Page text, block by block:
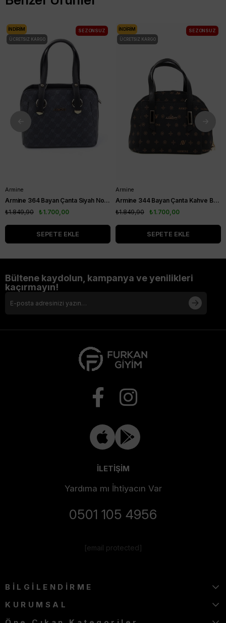
Armine
Armine 364 Bayan Çanta Siyah Noktalı
₺1.700,00
₺1.849,90
SEPETE EKLE
İNDIRIM
ÜCRETSIZ KARGO
SEZONSUZ
Armine
Armine 344 Bayan Çanta Kahve Baskılı
₺1.700,00
₺1.849,90
SEPETE EKLE
İNDIRIM
ÜCRETSIZ KARGO
SEZONSUZ
Bültene kaydolun, kampanya ve yenilikleri
kaçırmayın!
İLETİŞİM
Yardıma mı İhtiyacın Var
0501 105 4956
[email protected]
BİLGİLENDİRME
KURUMSAL